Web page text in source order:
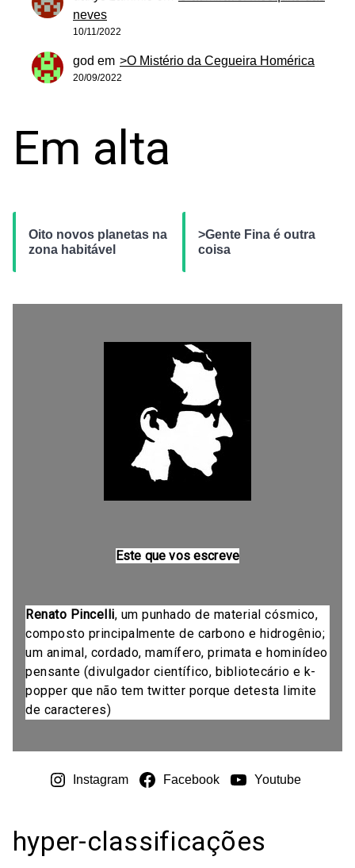
neves
10/11/2022
god em >O Mistério da Cegueira Homérica
20/09/2022
Em alta
Oito novos planetas na
zona habitável
>Gente Fina é outra
coisa
Este que vos escreve
Renato Pincelli, um punhado de material cósmico,
composto principalmente de carbono e hidrogênio;
um animal, cordado, mamífero, primata e hominídeo
pensante (divulgador científico, bibliotecário e k-
popper que não tem twitter porque detesta limite
de caracteres)
Instagram Facebook Youtube
hyper-classificações